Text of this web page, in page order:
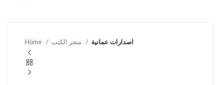
Home اصدارات عمانية